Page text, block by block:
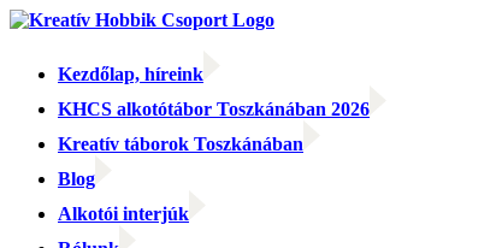
Kihagyás
Kezdőlap, híreink
KHCS alkotótábor Toszkánában 2026
Kreatív táborok Toszkánában
Blog
Alkotói interjúk